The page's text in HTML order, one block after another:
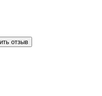
отзыв